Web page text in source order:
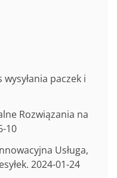
paczek i
Rozwiązania na
10
Usługa,
2024-01-24